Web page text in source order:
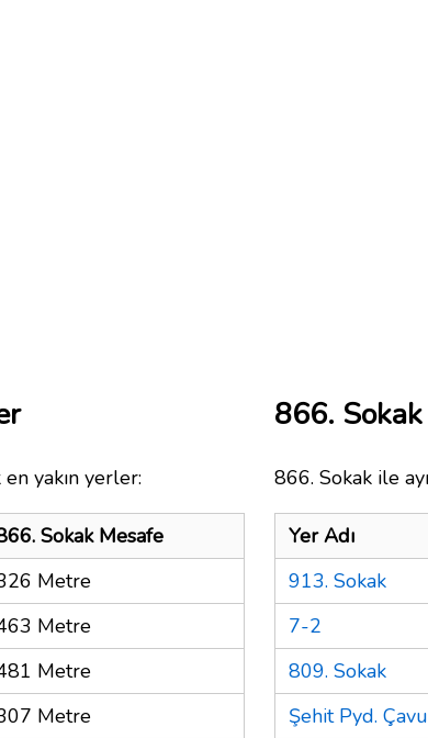
yakın yerler:
Sokak Mesafe
Metre
Metre
Metre
Metre
866.
866. Sokak ile
Yer Adı
913. Sokak
7-2
809. Sokak
Şehit Pyd.